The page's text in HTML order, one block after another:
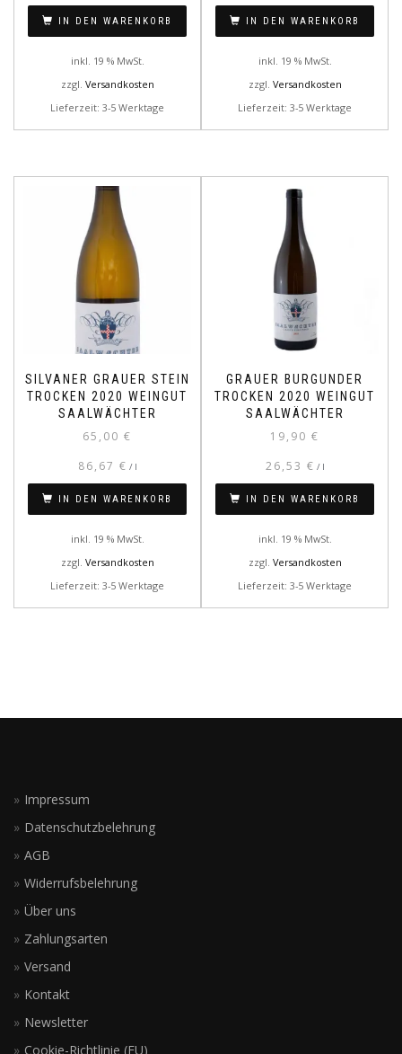
IN DEN WARENKORB
inkl. 19 % MwSt.
zzgl. Versandkosten
Lieferzeit: 3-5 Werktage
IN DEN WARENKORB
inkl. 19 % MwSt.
zzgl. Versandkosten
Lieferzeit: 3-5 Werktage
SILVANER GRAUER STEIN
TROCKEN 2020 WEINGUT
SAALWÄCHTER
65,00 €
86,67 € / l
IN DEN WARENKORB
inkl. 19 % MwSt.
zzgl. Versandkosten
Lieferzeit: 3-5 Werktage
GRAUER BURGUNDER
TROCKEN 2020 WEINGUT
SAALWÄCHTER
19,90 €
26,53 € / l
IN DEN WARENKORB
inkl. 19 % MwSt.
zzgl. Versandkosten
Lieferzeit: 3-5 Werktage
Impressum
Datenschutzbelehrung
AGB
Widerrufsbelehrung
Über uns
Zahlungsarten
Versand
Kontakt
Newsletter
Cookie-Richtlinie (EU)